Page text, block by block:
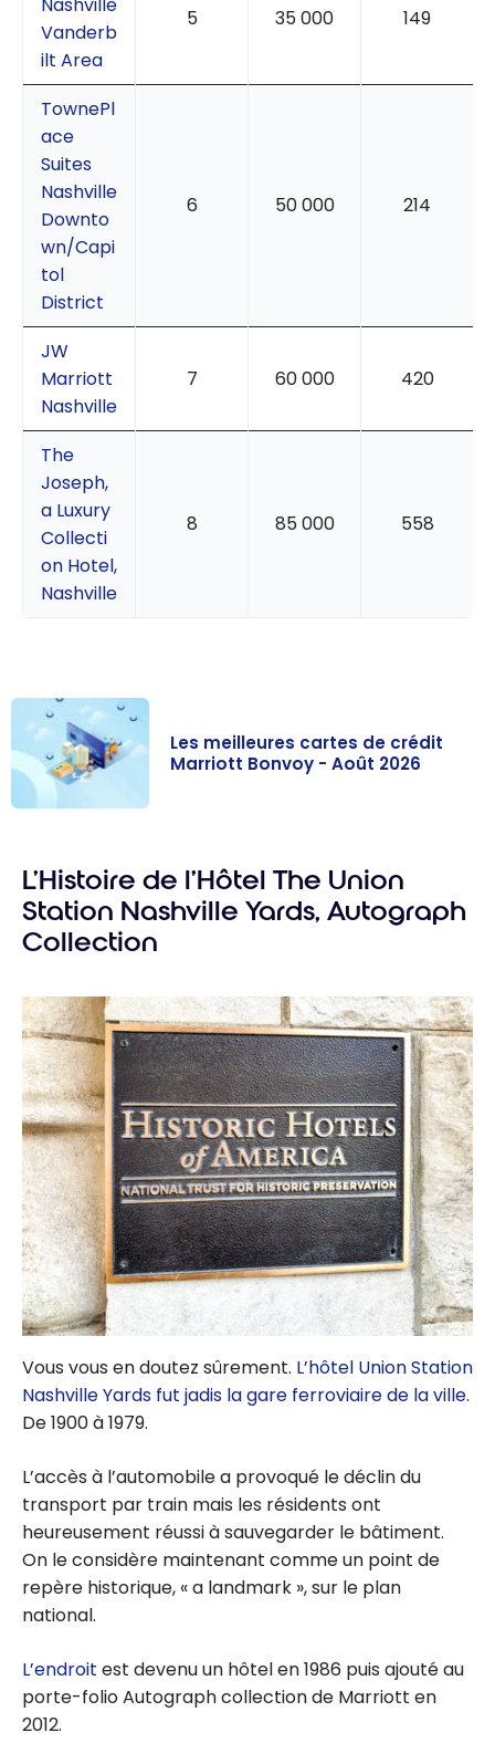
Vanderb
ilt Area
5 35 000 149
TownePl
ace
Suites
Nashville
Downto
wn/Capi
tol
District
6 50 000 214
JW
Marriott
Nashville
7 60 000 420
The
Joseph,
a Luxury
Collecti
on Hotel,
Nashville
8 85 000 558
crédit Marriott
Bonvoy - Août
2026
Les meilleures cartes de crédit
Marriott Bonvoy - Août 2026
L’Histoire de l’Hôtel The Union
Station Nashville Yards, Autograph
Collection
Vous vous en doutez sûrement. L’hôtel Union Station
Nashville Yards fut jadis la gare ferroviaire de la ville.
De 1900 à 1979.
L’accès à l’automobile a provoqué le déclin du
transport par train mais les résidents ont
heureusement réussi à sauvegarder le bâtiment.
On le considère maintenant comme un point de
repère historique, « a landmark », sur le plan
national.
L’endroit est devenu un hôtel en 1986 puis ajouté au
porte-folio Autograph collection de Marriott en
2012.